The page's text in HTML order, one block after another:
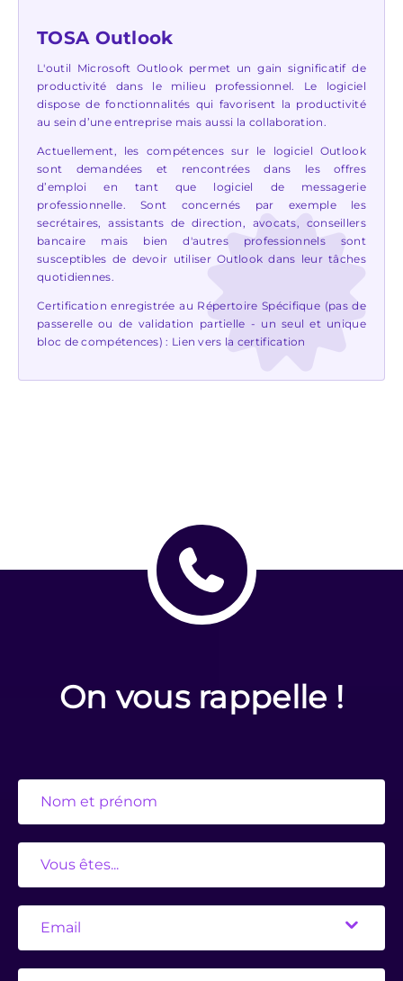
TOSA Outlook
L'outil Microsoft Outlook permet un gain significatif de
productivité dans le milieu professionnel. Le logiciel
dispose de fonctionnalités qui favorisent la productivité
au sein d’une entreprise mais aussi la collaboration.
Actuellement, les compétences sur le logiciel Outlook
sont demandées et rencontrées dans les offres
d’emploi en tant que logiciel de messagerie
professionnelle. Sont concernés par exemple les
secrétaires, assistants de direction, avocats, conseillers
bancaire mais bien d'autres professionnels sont
susceptibles de devoir utiliser Outlook dans leur tâches
quotidiennes.
Certification enregistrée au Répertoire Spécifique (pas de
passerelle ou de validation partielle - un seul et unique
bloc de compétences) : Lien vers la certification
On vous rappelle !